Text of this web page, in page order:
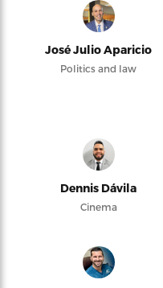
José Julio Aparicio
Politics and law
Dennis Dávila
Cinema